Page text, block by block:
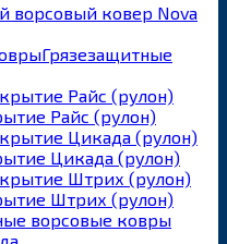
ворсовый ковер Nova
Грязезащитные
Райс (рулон)
Цикада (рулон)
Штрих (рулон)